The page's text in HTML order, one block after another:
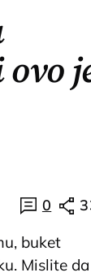
0
buket
Mislite da